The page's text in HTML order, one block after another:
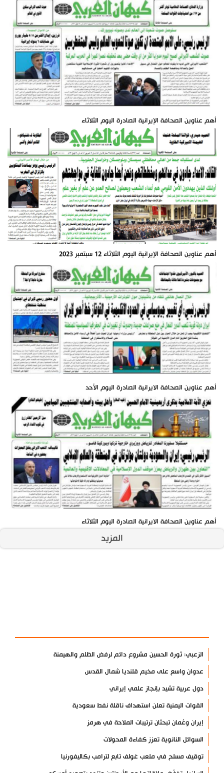
أهم عناوين الصحافة الإيرانية الصادرة اليوم الثلاثاء
أهم عناوين الصحافة الإيرانية اليوم الثلاثاء 12 سبتمبر 2023
أهم عناوين الصحافة الايرانية الصادرة اليوم الأحد
أهم عناوين الصحافة الايرانية الصادرة اليوم الثلاثاء
المزيد
الزعبي: ثورة الحسين مشروع دائم لرفض الظلم والهيمنة
عدوان واسع على مخيم قلنديا شمال القدس
دول عربية تشيد بإنجاز علمي إيراني
القوات اليمنية تعلن استهداف ناقلة نفط سعودية
إيران وعُمان تبحثان ترتيبات الملاحة في هرمز
السوائل النانوية تعزز كفاءة المحولات
توقيف مسلح في ملعب غولف تابع لترامب بكاليفورنيا